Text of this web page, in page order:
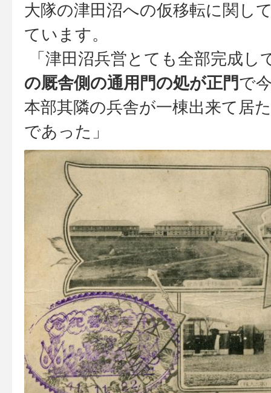
大隊の津田沼への仮移転に関し
ています。
「津田沼兵営とても全部完成し
の厩舎側の通用門の処が正門で
本部其隣の兵舎が一棟出来て居
であった」